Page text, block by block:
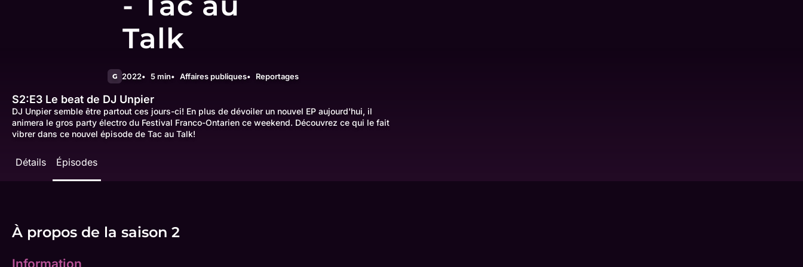
Talk
G 2022 5 min Affaires publiques Reportages
S2:E3 Le beat de DJ Unpier
DJ Unpier semble être partout ces jours-ci! En plus de dévoiler un nouvel EP aujourd'hui, il
animera le gros party électro du Festival Franco-Ontarien ce weekend. Découvrez ce qui le fait
vibrer dans ce nouvel épisode de Tac au Talk!
Détails Épisodes
À propos de la saison 2
Information